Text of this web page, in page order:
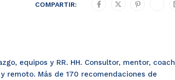
COMPARTIR:
equipos y RR. HH. Consultor, mentor, coach
remoto. Más de 170 recomendaciones de